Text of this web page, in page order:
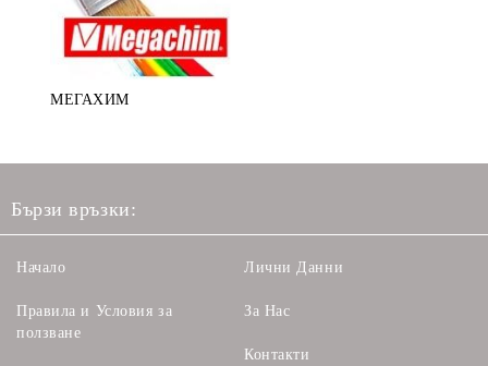
МЕГАХИМ
Бързи връзки:
Начало
Правила и Условия за
ползване
Лични Данни
За Нас
Контакти